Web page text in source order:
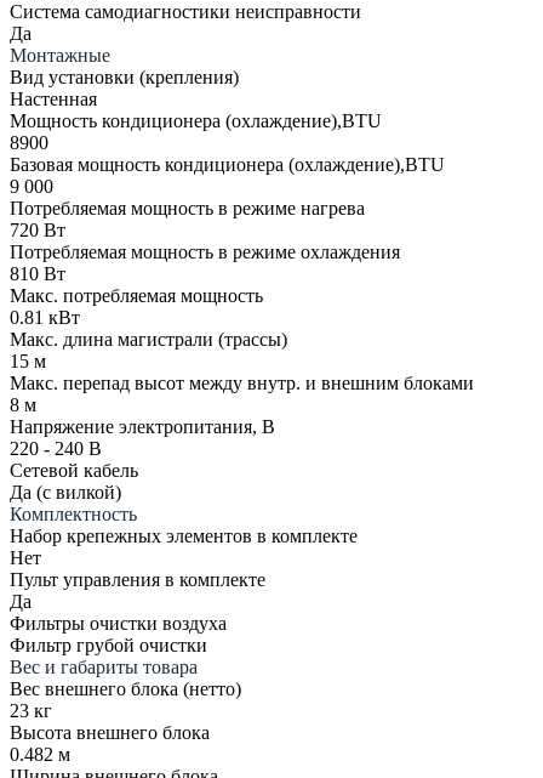
Система самодиагностики неисправности
Да
Монтажные
Вид установки (крепления)
Настенная
Мощность кондиционера (охлаждение),BTU
8900
Базовая мощность кондиционера (охлаждение),BTU
9 000
Потребляемая мощность в режиме нагрева
720 Вт
Потребляемая мощность в режиме охлаждения
810 Вт
Макс. потребляемая мощность
0.81 кВт
Макс. длина магистрали (трассы)
15 м
Макс. перепад высот между внутр. и внешним блоками
8 м
Напряжение электропитания, В
220 - 240 В
Сетевой кабель
Да (с вилкой)
Комплектность
Набор крепежных элементов в комплекте
Нет
Пульт управления в комплекте
Да
Фильтры очистки воздуха
Фильтр грубой очистки
Вес и габариты товара
Вес внешнего блока (нетто)
23 кг
Высота внешнего блока
0.482 м